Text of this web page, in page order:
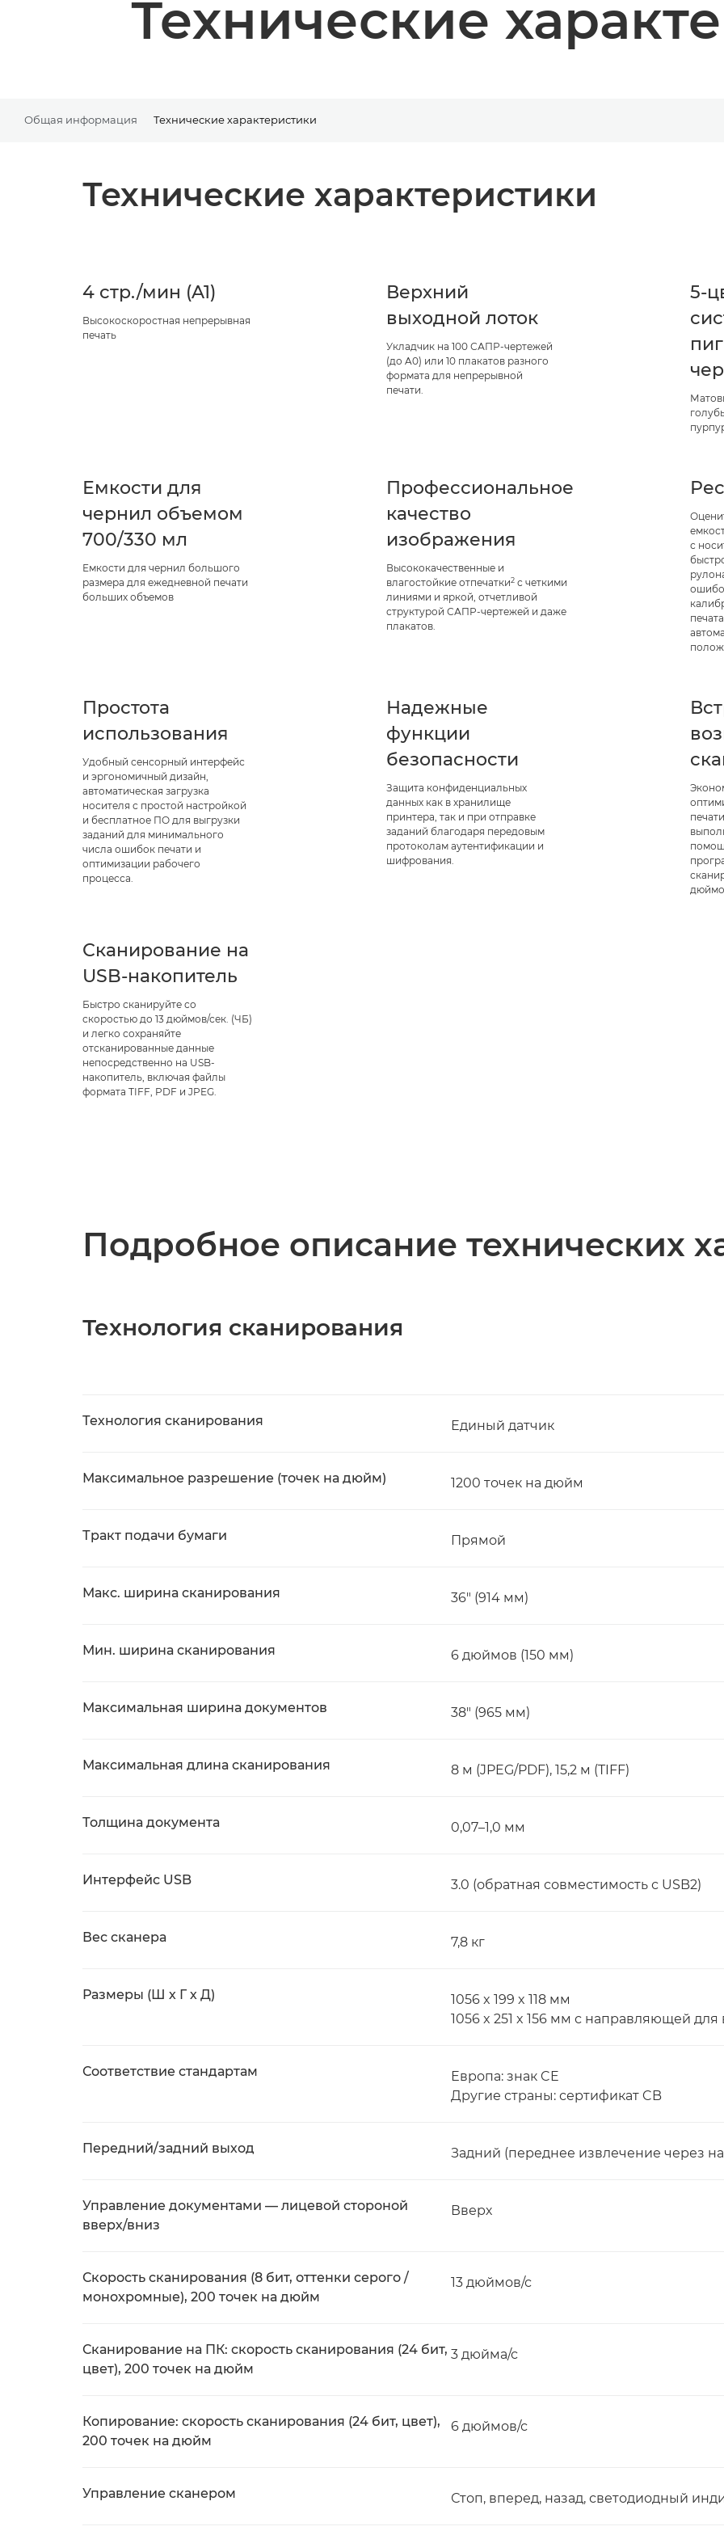
Технические
Общая информация Технические характеристики
Технические характеристики
4 стр./мин (A1)
Высокоскоростная непрерывная
печать
Верхний
выходной лоток
Укладчик на 100 САПР-чертежей
(до A0) или 10 плакатов разного
формата для непрерывной
печати.
5-
Емкости для
чернил объемом
700/330 мл
Емкости для чернил большого
размера для ежедневной печати
больших объемов
Профессиональное
качество
изображения
Высококачественные и
влагостойкие отпечатки2 с четкими
линиями и яркой, отчетливой
структурой САПР-чертежей и даже
плакатов.
с
Простота
использования
Удобный сенсорный интерфейс
и эргономичный дизайн,
автоматическая загрузка
носителя с простой настройкой
и бесплатное ПО для выгрузки
заданий для минимального
числа ошибок печати и
оптимизации рабочего
процесса.
Надежные
функции
безопасности
Защита конфиденциальных
данных как в хранилище
принтера, так и при отправке
заданий благодаря передовым
протоколам аутентификации и
шифрования.
Сканирование на
USB-накопитель
Быстро сканируйте со
скоростью до 13 дюймов/сек. (ЧБ)
и легко сохраняйте
отсканированные данные
непосредственно на USB-
накопитель, включая файлы
формата TIFF, PDF и JPEG.
Подробное описание технических
Технология сканирования
Технология сканирования Единый датчик
Максимальное разрешение (точек на дюйм) 1200 точек на дюйм
Тракт подачи бумаги Прямой
Макс. ширина сканирования 36" (914 мм)
Мин. ширина сканирования 6 дюймов (150 мм)
Максимальная ширина документов 38" (965 мм)
Максимальная длина сканирования 8 м (JPEG/PDF), 15,2 м (TIFF)
Толщина документа 0,07–1,0 мм
Интерфейс USB 3.0 (обратная совместимость с USB2)
Вес сканера 7,8 кг
Размеры (Ш х Г х Д)
1056 x 199 x 118 мм
1056 x 251 x 156 мм с направляющей для
Соответствие стандартам
Европа: знак CE
Другие страны: сертификат CB
Передний/задний выход Задний (переднее извлечение через
Управление документами — лицевой стороной
вверх/вниз
Вверх
Скорость сканирования (8 бит, оттенки серого /
монохромные), 200 точек на дюйм
13 дюймов/с
Сканирование на ПК: скорость сканирования (24 бит,
цвет), 200 точек на дюйм
3 дюйма/с
Копирование: скорость сканирования (24 бит, цвет),
200 точек на дюйм
6 дюймов/с
Управление сканером Стоп, вперед, назад, светодиодный